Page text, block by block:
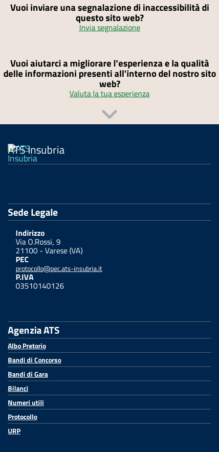
Vuoi inviare una segnalazione di inaccessibilità di
questo sito web?
Invia segnalazione
Vuoi aiutarci a migliorare l'esperienza e la qualità
delle informazioni presenti all'interno del nostro sito
web?
Valuta la tua esperienza
ATS Insubria
Sede Legale
Indirizzo
Via O.Rossi, 9
21100 - Varese (VA)
PEC
protocollo@pec.ats-insubria.it
P.IVA
03510140126
Agenzia ATS
Albo Pretorio
Bandi di Concorso
Bandi di Gara
Bilanci
Numeri utili
Protocollo
URP